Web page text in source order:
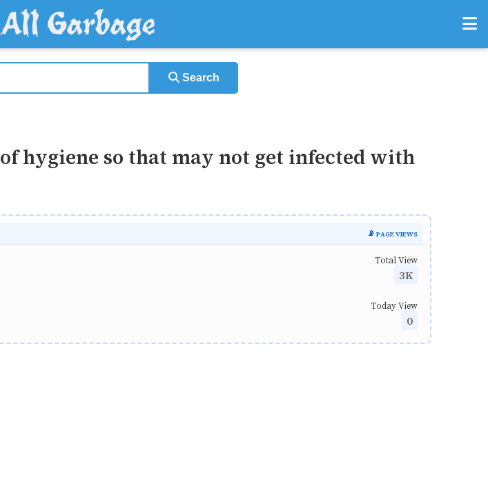
Search
hygiene so that may not get infected with
📡 PAGE VIEWS
Total View
3K
Today View
0